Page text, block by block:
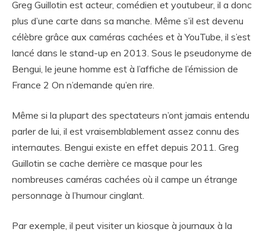
Greg Guillotin est acteur, comédien et youtubeur, il a donc
plus d’une carte dans sa manche. Même s’il est devenu
célèbre grâce aux caméras cachées et à YouTube, il s’est
lancé dans le stand-up en 2013. Sous le pseudonyme de
Bengui, le jeune homme est à l’affiche de l’émission de
France 2 On n’demande qu’en rire.
Même si la plupart des spectateurs n’ont jamais entendu
parler de lui, il est vraisemblablement assez connu des
internautes. Bengui existe en effet depuis 2011. Greg
Guillotin se cache derrière ce masque pour les
nombreuses caméras cachées où il campe un étrange
personnage à l’humour cinglant.
Par exemple, il peut visiter un kiosque à journaux à la